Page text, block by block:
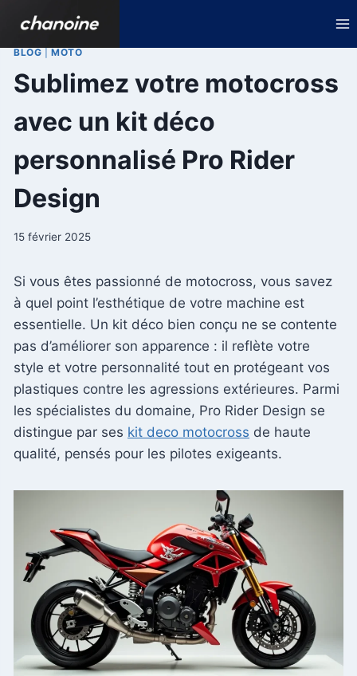
contenu
BLOG |MOTO
Sublimez votre motocross
avec un kit déco
personnalisé Pro Rider
Design
15 février 2025
Si vous êtes passionné de motocross, vous savez
à quel point l’esthétique de votre machine est
essentielle. Un kit déco bien conçu ne se contente
pas d’améliorer son apparence : il reflète votre
style et votre personnalité tout en protégeant vos
plastiques contre les agressions extérieures. Parmi
les spécialistes du domaine, Pro Rider Design se
distingue par ses kit deco motocross de haute
qualité, pensés pour les pilotes exigeants.